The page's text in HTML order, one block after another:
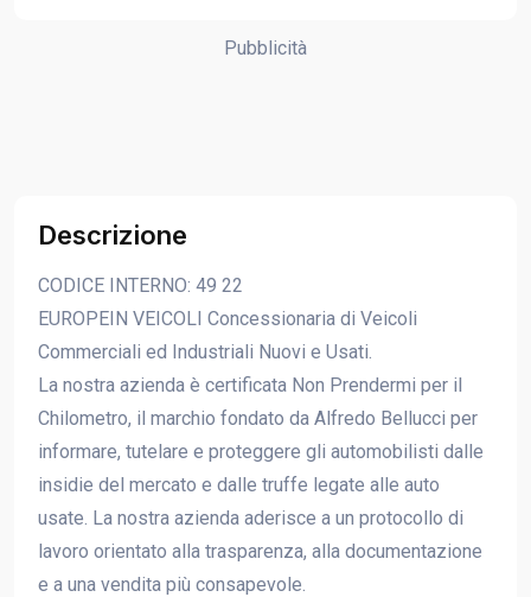
Pubblicità
Descrizione
CODICE INTERNO: 49 22
EUROPEIN VEICOLI Concessionaria di Veicoli
Commerciali ed Industriali Nuovi e Usati.
La nostra azienda è certificata Non Prendermi per il
Chilometro, il marchio fondato da Alfredo Bellucci per
informare, tutelare e proteggere gli automobilisti dalle
insidie del mercato e dalle truffe legate alle auto
usate. La nostra azienda aderisce a un protocollo di
lavoro orientato alla trasparenza, alla documentazione
e a una vendita più consapevole.